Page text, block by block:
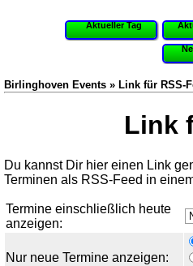
Aktueller Tag
Birlinghoven Events » Link für RSS-
Link
Du kannst Dir hier einen Link
Terminen als RSS-Feed in
Termine einschließlich heute
anzeigen:
Nur neue Termine anzeigen: